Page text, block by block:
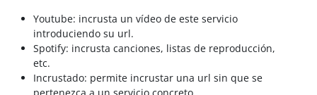
Youtube: incrusta un vídeo de este servicio
introduciendo su url.
Spotify: incrusta canciones, listas de reproducción,
etc.
Incrustado: permite incrustar una url sin que se
pertenezca a un servicio concreto.